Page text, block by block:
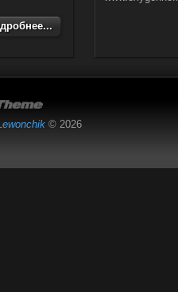
© 2026